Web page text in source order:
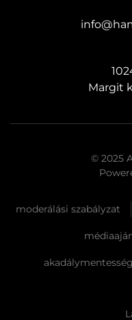
Margit
© 2025
moderálási szabályzat